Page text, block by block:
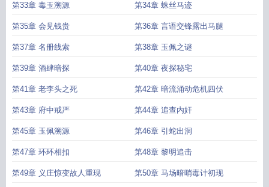
第33章 毒玉溯源 第34章 蛛丝马迹
第35章 会见钱贵 第36章 言语交锋露出马腿
第37章 名册线索 第38章 玉佩之谜
第39章 酒肆暗探 第40章 夜探秘宅
第41章 老李头之死 第42章 暗流涌动危机四伏
第43章 府中戒严 第44章 追查内奸
第45章 玉佩溯源 第46章 引蛇出洞
第47章 环环相扣 第48章 黎明追击
第49章 义庄惊变故人重现 第50章 马场暗哨毒计初现